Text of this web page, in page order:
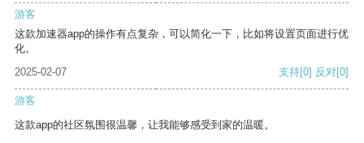
游客
这款加速器app的操作有点复杂，可以简化一下，比如将设置页面进行优
化。
2025-02-07
支持[0] 反对[0]
游客
这款app的社区氛围很温馨，让我能够感受到家的温暖。